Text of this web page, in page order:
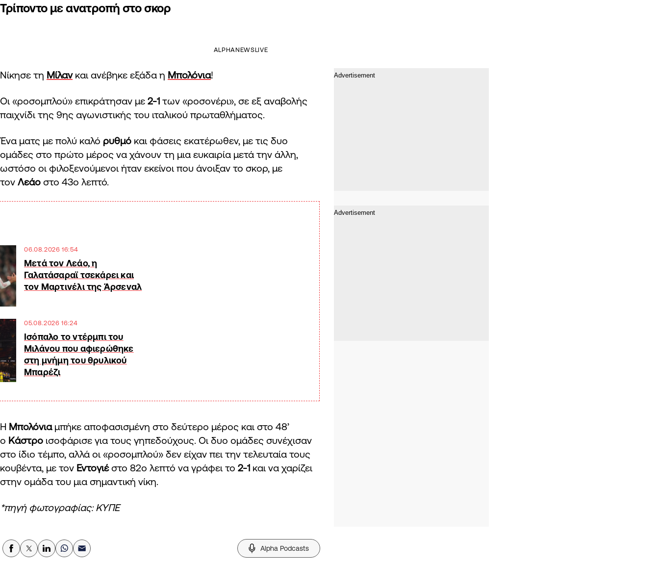
Τρίποντο με ανατροπή στο σκορ
ALPHANEWSLIVE
Νίκησε τη Μίλαν και ανέβηκε εξάδα η Μπολόνια!
Οι «ροσομπλού» επικράτησαν με 2-1 των «ροσονέρι», σε εξ αναβολής
παιχνίδι της 9ης αγωνιστικής του ιταλικού πρωταθλήματος.
Ένα ματς με πολύ καλό ρυθμό και φάσεις εκατέρωθεν, με τις δυο
ομάδες στο πρώτο μέρος να χάνουν τη μια ευκαιρία μετά την άλλη,
ωστόσο οι φιλοξενούμενοι ήταν εκείνοι που άνοιξαν το σκορ, με
τον Λεάο στο 43ο λεπτό.
06.08.2026 16:54
Μετά τον Λεάο, η
Γαλατάσαραϊ τσεκάρει και
τον Μαρτινέλι της Άρσεναλ
05.08.2026 16:24
Ισόπαλο το ντέρμπι του
Μιλάνου που αφιερώθηκε
στη μνήμη του θρυλικού
Μπαρέζι
Η Μπολόνια μπήκε αποφασισμένη στο δεύτερο μέρος και στο 48’
ο Κάστρο ισοφάρισε για τους γηπεδούχους. Οι δυο ομάδες συνέχισαν
στο ίδιο τέμπο, αλλά οι «ροσομπλού» δεν είχαν πει την τελευταία τους
κουβέντα, με τον Εντογιέστο 82ο λεπτό να γράφει το 2-1 και να χαρίζει
στην ομάδα του μια σημαντική νίκη.
*πηγή φωτογραφίας: ΚΥΠΕ
Alpha Podcasts